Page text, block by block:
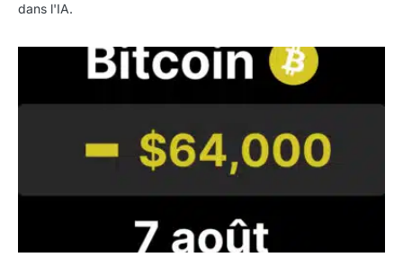
dans l'IA.
Bitcoin stagne à 64 000 dollars pendant que les